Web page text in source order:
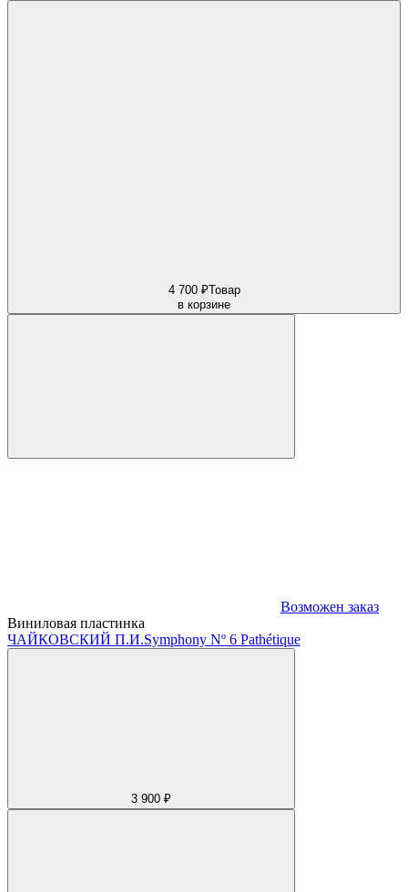
4 700 ₽Товар
в корзине
Возможен заказ
Виниловая пластинка
ЧАЙКОВСКИЙ П.И.Symphony Nº 6 Pathétique
3 900 ₽